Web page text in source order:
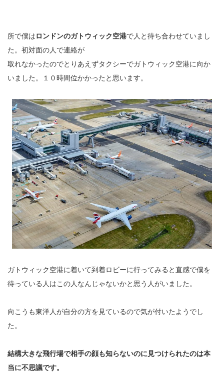
所で僕はロンドンのガトウィック空港で人と待ち合わせていまし
た。初対面の人で連絡が
取れなかったのでとりあえずタクシーでガトウィック空港に向か
いました。１０時間位かかったと思います。
ガトウィック空港に着いて到着ロビーに行ってみると直感で僕を
待っている人はこの人なんじゃないかと思う人がいました。
向こうも東洋人が自分の方を見ているので気が付いたようでし
た。
結構大きな飛行場で相手の顔も知らないのに見つけられたのは本
当に不思議です。